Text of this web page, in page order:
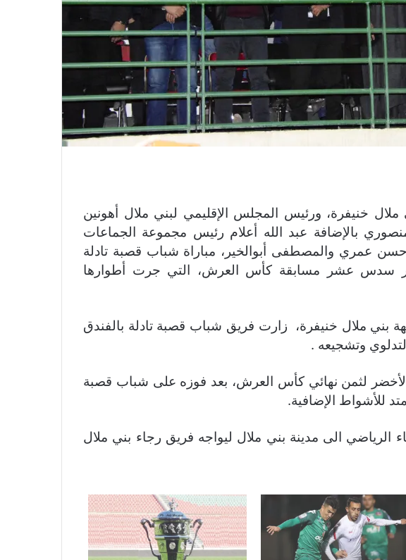
خنيفرة، ورئيس المجلس الإقليمي لبني ملال أهونين
بالإضافة عبد الله أعلام رئيس مجموعة الجماعات
عمري والمصطفى أبوالخير، مباراة شباب قصبة تادلة
سدس عشر مسابقة كأس العرش، التي جرت أطوارها
بني ملال خنيفرة، زارت فريق شباب قصبة تادلة بالفندق
وتشجيعه .
الأخضر لثمن نهائي كأس العرش، بعد فوزه على شباب قصبة
للأشواط الإضافية.
الرياضي الى مدينة بني ملال ليواجه فريق رجاء بني ملال